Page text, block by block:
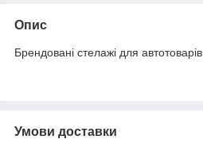
Опис
Брендовані стелажі для автотоварів
Умови доставки